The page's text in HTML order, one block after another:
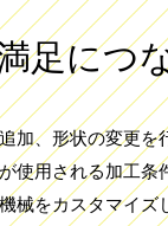
足につ
加、形状の変更を
使用される加工条
械をカスタマイ